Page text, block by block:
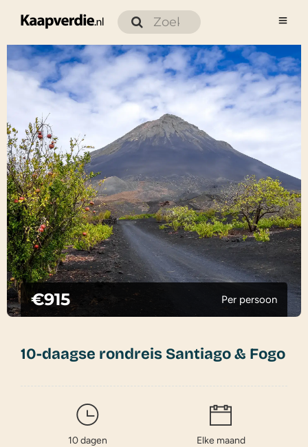
€915 Per persoon
10-daagse rondreis Santiago & Fogo
10 dagen Elke maand